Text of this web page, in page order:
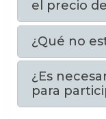
el precio
¿Qué no
¿Es
para